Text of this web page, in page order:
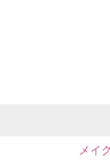
メイ